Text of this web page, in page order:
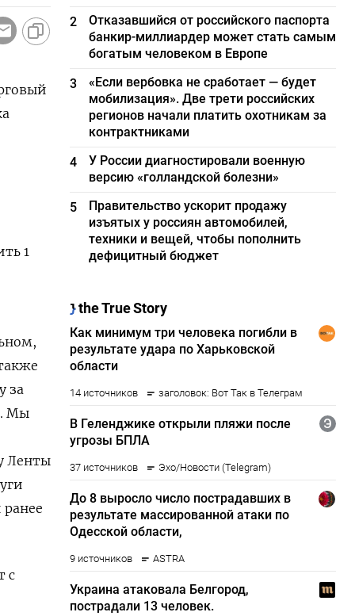
1
за
Мы
Ленты
с
2
Отказавшийся от российского паспорта
банкир-миллиардер может стать самым
богатым человеком в Европе
3
«Если вербовка не сработает — будет
мобилизация». Две трети российских
регионов начали платить охотникам за
контрактниками
4
У России диагностировали военную
версию «голландской болезни»
5
Правительство ускорит продажу
изъятых у россиян автомобилей,
техники и вещей, чтобы пополнить
дефицитный бюджет